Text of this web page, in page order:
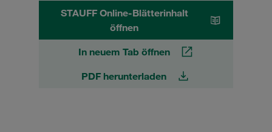
STAUFF Online-Blätterinhalt
öffnen
In neuem Tab öffnen
PDF herunterladen